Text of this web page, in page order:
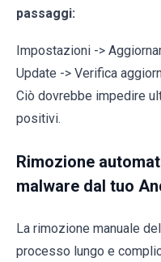
passaggi:
Impostazioni ->
Update -> Verifica
Ciò dovrebbe impedire
positivi.
Rimozione
malware dal tuo
La rimozione manuale
processo lungo e